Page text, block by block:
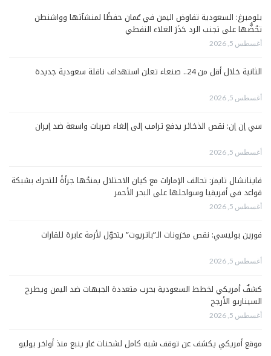
بلومبرغ: السعودية تفاوض اليمن في عُمان حفظًا لمنشآتها وواشنطن
تحُضُّها على تجنب الرد حَذَرَ الغلاء النفطي
أغسطس 5, 2026
الثانية خلال أقل من 24.. صنعاء تعلن استهداف ناقلة سعودية جديدة
أغسطس 5, 2026
سي إن إن: نقص الذخائر يدفع ترامب إلى إلغاء ضربات واسعة ضد إيران
أغسطس 5, 2026
فاينانشال تايمز: تحالف الإمارات مع كيان الاحتلال يمنحُها جرأةً للتحرك بشبكة
قواعد في أفريقيا وسواحلها على البحر الأحمر
أغسطس 5, 2026
فورين بوليسي: نقص مخزونات الـ”باتريوت” يتحوّل لأزمة عابرة للقارات
أغسطس 5, 2026
كشفٌ أمريكي لخطط السعودية بحرب متعددة الجبهات ضد اليمن ويطرح
السيناريو الأرجح
أغسطس 5, 2026
موقع أمريكي يكشف عن توقف شبه كامل لشحنات غاز ينبع منذ أواخر يوليو